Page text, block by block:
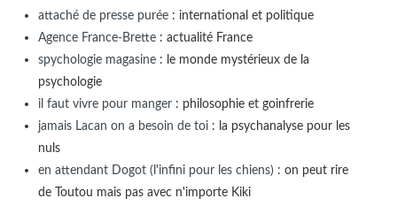
attaché de presse purée: international et politique
Agence France-Brette: actualité France
spychologie magasine: le monde mystérieux de la
psychologie
il faut vivre pour manger: philosophie et goinfrerie
jamais Lacan on a besoin de toi: la psychanalyse pour les
nuls
en attendant Dogot (l'infini pour les chiens): on peut rire
de Toutou mais pas avec n'importe Kiki